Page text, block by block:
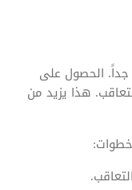
الحصول على
هذا يزيد من